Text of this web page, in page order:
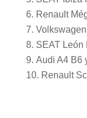
Renault
SEAT León
Audi A4 B6
Renault